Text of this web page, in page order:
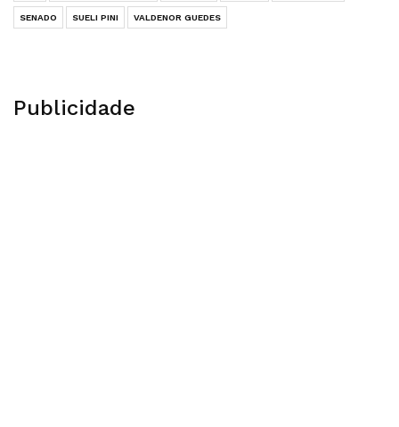
SENADO SUELI PINI VALDENOR GUEDES
Publicidade